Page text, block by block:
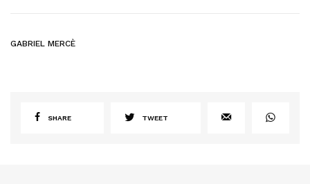
GABRIEL MERCÈ
SHARE TWEET